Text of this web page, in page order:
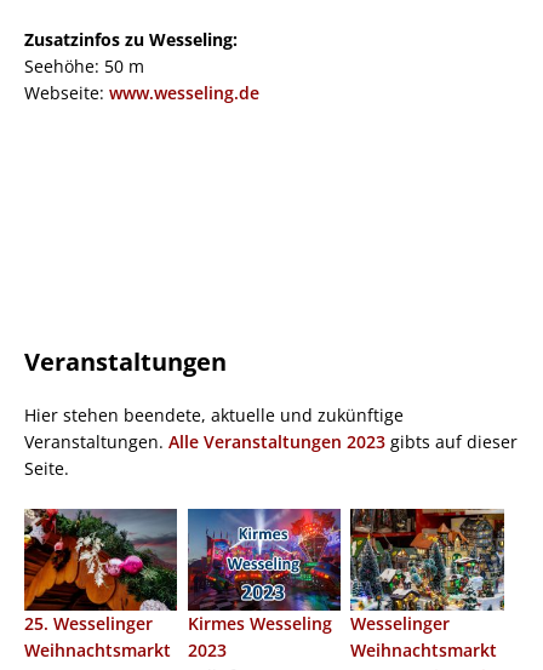
Zusatzinfos zu Wesseling:
Seehöhe: 50 m
Webseite: www.wesseling.de
Veranstaltungen
Hier stehen beendete, aktuelle und zukünftige
Veranstaltungen. Alle Veranstaltungen 2023 gibts auf dieser
Seite.
25. Wesselinger
Weihnachtsmarkt
Kirmes Wesseling
2023
Wesselinger
Weihnachtsmarkt